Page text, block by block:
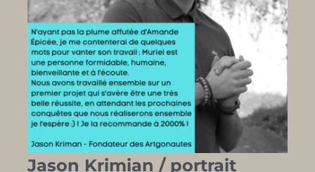
Jason Krimian / portrait